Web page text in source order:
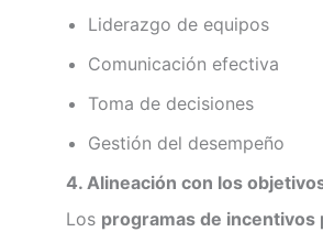
Liderazgo de equipos
Comunicación efectiva
Toma de decisiones
Gestión del desempeño
4. Alineación con los
Los programas de incentivos